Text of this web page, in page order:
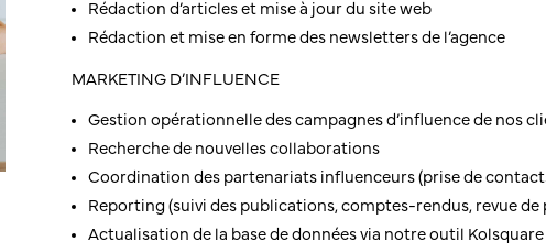
Rédaction d’articles et mise à jour du site web
Rédaction et mise en forme des newsletters de l’agence
MARKETING D’INFLUENCE
Gestion opérationnelle des campagnes d’influence de nos
Recherche de nouvelles collaborations
Coordination des partenariats influenceurs (prise de
Reporting (suivi des publications, comptes-rendus, revue de
Actualisation de la base de données via notre outil Kolsquare